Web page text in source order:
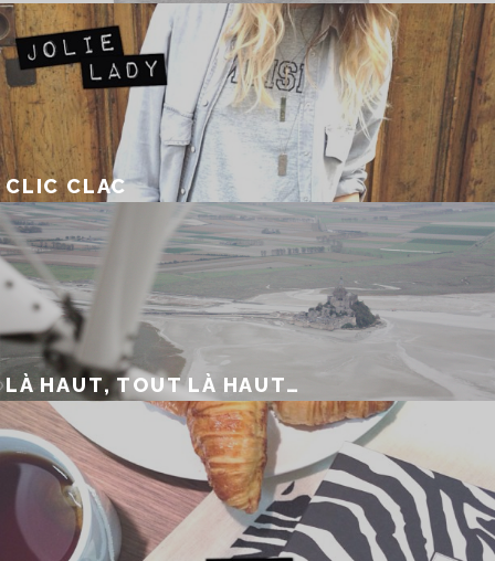
CLIC CLAC
LÀ HAUT, TOUT LÀ HAUT…